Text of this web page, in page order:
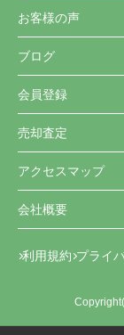
お客様の声
ブログ
会員登録
売却査定
アクセスマップ
会社概要
利用規約 プライ